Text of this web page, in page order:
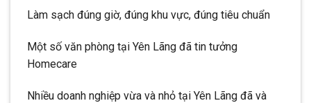
Làm sạch đúng giờ, đúng khu vực, đúng tiêu chuẩn
Một số văn phòng tại Yên Lãng đã tin tưởng
Homecare
Nhiều doanh nghiệp vừa và nhỏ tại Yên Lãng đã và